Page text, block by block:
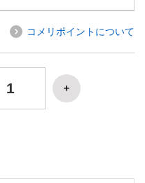
コメリポイントについて